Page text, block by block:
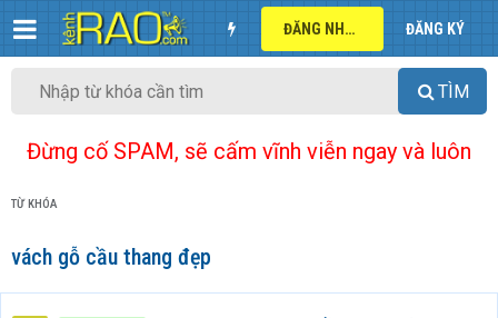
ĐĂNG NHẬP ĐĂNG KÝ
TÌM
Đừng cố SPAM, sẽ cấm vĩnh viễn ngay và luôn
TỪ KHÓA
vách gỗ cầu thang đẹp